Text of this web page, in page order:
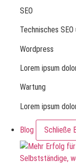
SEO
Technisches SEO
Wordpress
Lorem ipsum
Wartung
Lorem ipsum
Blog Schließe